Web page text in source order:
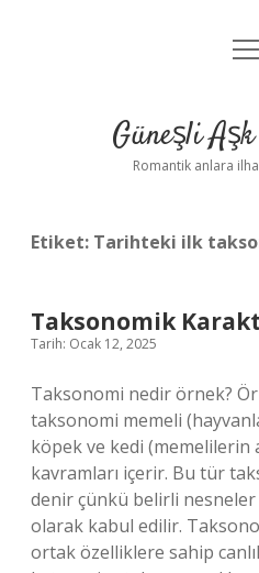
Yasal
Güneşli
Romantik anlara
Etiket: Tarihteki ilk
Taksonomik
Tarih: Ocak 12, 2025
Taksonomi nedir örnek?
taksonomi memeli
köpek ve kedi (memelilerin
kavramları içerir. Bu tür
denir çünkü belirli
olarak kabul edilir.
ortak özelliklere sahip